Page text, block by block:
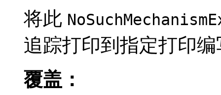
将此
追踪打印到指定打印
覆盖：